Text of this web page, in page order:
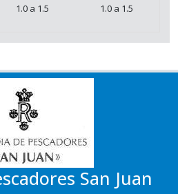
1.0 a 1.5 1.0 a 1.5
San Juan